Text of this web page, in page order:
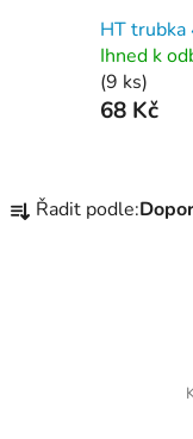
HT
Ihned k
(9 ks)
68 Kč
a Řadit podle: